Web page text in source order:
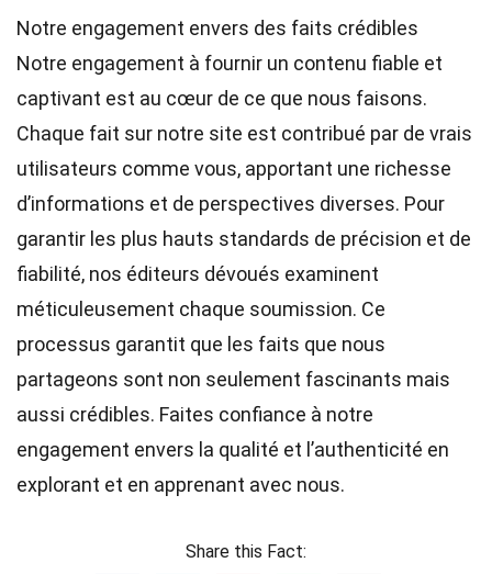
Notre engagement envers des faits crédibles
Notre engagement à fournir un contenu fiable et
captivant est au cœur de ce que nous faisons.
Chaque fait sur notre site est contribué par de vrais
utilisateurs comme vous, apportant une richesse
d’informations et de perspectives diverses. Pour
garantir les plus hauts standards de précision et de
fiabilité, nos éditeurs dévoués examinent
méticuleusement chaque soumission. Ce
processus garantit que les faits que nous
partageons sont non seulement fascinants mais
aussi crédibles. Faites confiance à notre
engagement envers la qualité et l’authenticité en
explorant et en apprenant avec nous.
Share this Fact: